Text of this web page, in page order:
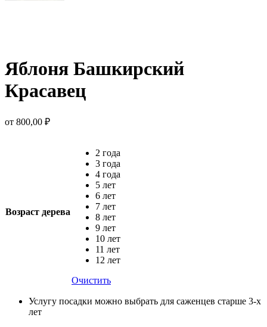
Яблоня Башкирский
Красавец
от 800,00 ₽
Возраст дерева
2 года
3 года
4 года
5 лет
6 лет
7 лет
8 лет
9 лет
10 лет
11 лет
12 лет
Очистить
Услугу посадки можно выбрать для саженцев старше 3-х
лет